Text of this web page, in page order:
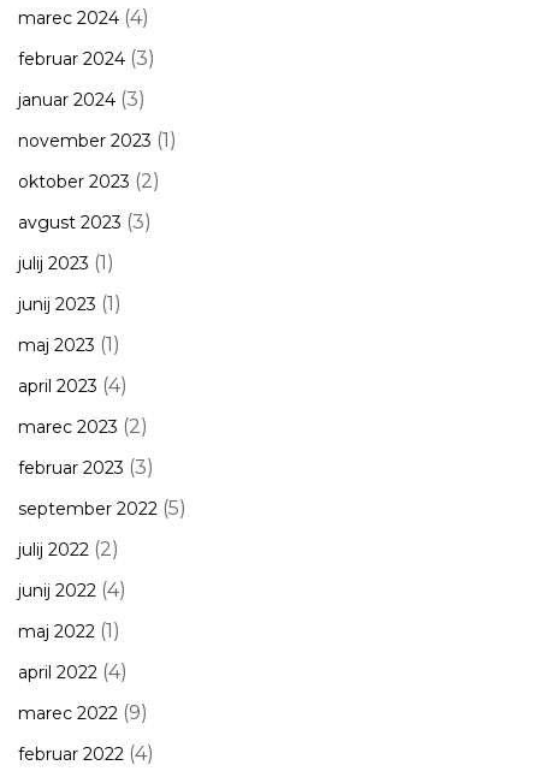
marec 2024 (4)
februar 2024 (3)
januar 2024 (3)
november 2023 (1)
oktober 2023 (2)
avgust 2023 (3)
julij 2023 (1)
junij 2023 (1)
maj 2023 (1)
april 2023 (4)
marec 2023 (2)
februar 2023 (3)
september 2022 (5)
julij 2022 (2)
junij 2022 (4)
maj 2022 (1)
april 2022 (4)
marec 2022 (9)
februar 2022 (4)